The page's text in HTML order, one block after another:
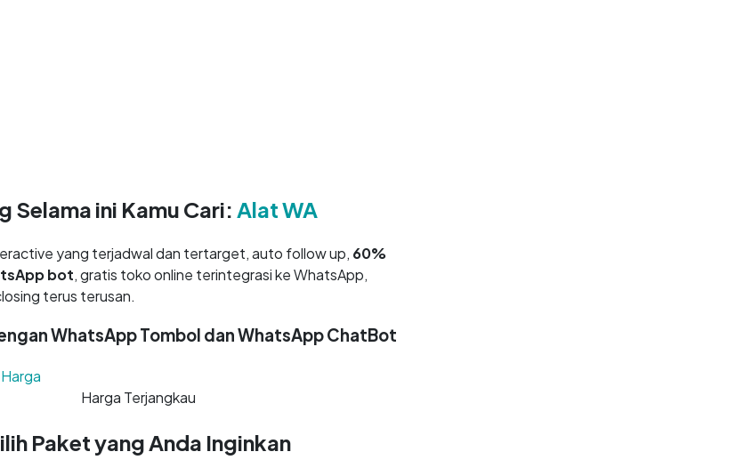
Selama ini Kamu Cari: Alat WA
yang terjadwal dan tertarget, auto follow up, 60%
bot, gratis toko online terintegrasi ke WhatsApp,
terus terusan.
WhatsApp Tombol dan WhatsApp ChatBot
Harga Terjangkau
Paket yang Anda Inginkan